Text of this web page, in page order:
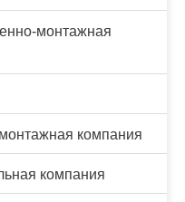
монтажная
компания
компания